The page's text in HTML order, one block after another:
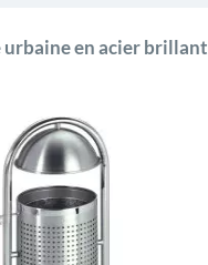
en acier brillant